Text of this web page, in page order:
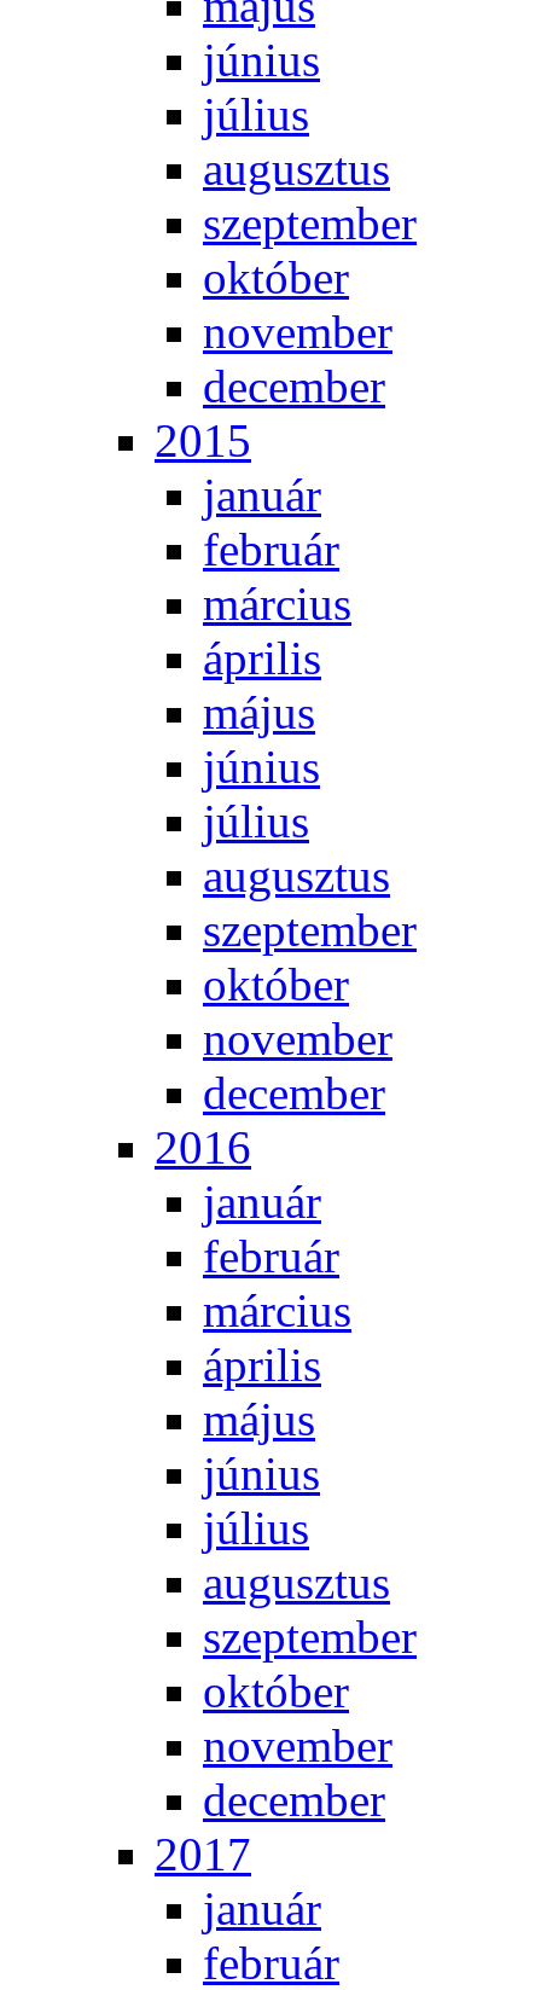
jú­ni­us
jú­li­us
au­gusz­tus
szep­tem­ber
ok­tó­ber
no­vem­ber
de­cem­ber
2015
ja­nu­ár
feb­ru­ár
már­ci­us
áp­ri­lis
má­jus
jú­ni­us
jú­li­us
au­gusz­tus
szep­tem­ber
ok­tó­ber
no­vem­ber
de­cem­ber
2016
ja­nu­ár
feb­ru­ár
már­ci­us
áp­ri­lis
má­jus
jú­ni­us
jú­li­us
au­gusz­tus
szep­tem­ber
ok­tó­ber
no­vem­ber
de­cem­ber
2017
ja­nu­ár
feb­ru­ár